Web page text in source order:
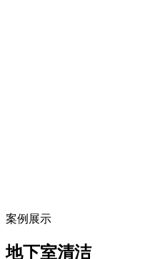
案例展示
地下室清洁